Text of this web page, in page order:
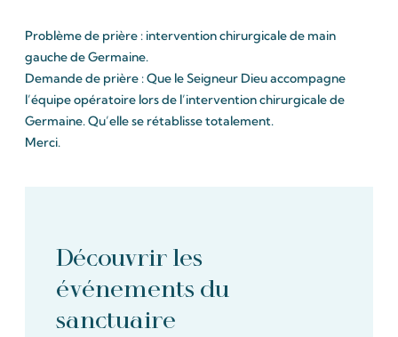
Problème de prière : intervention chirurgicale de main
gauche de Germaine.
Demande de prière : Que le Seigneur Dieu accompagne
l’équipe opératoire lors de l’intervention chirurgicale de
Germaine. Qu’elle se rétablisse totalement.
Merci.
Découvrir les
événements du
sanctuaire